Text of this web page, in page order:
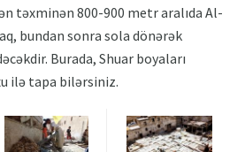
təxminən 800-900 metr aralıda Al-
bundan sonra sola dönərək
Burada, Shuar boyaları
ilə tapa bilərsiniz.